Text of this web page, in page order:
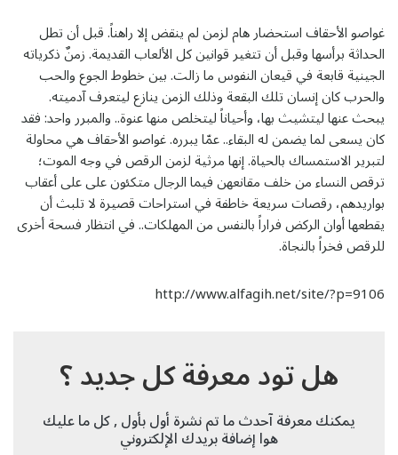
غواصو الأحقاف استحضار هام لزمن لم ينقض إلا راهناً. قبل أن تطل
الحداثة برأسها وقبل أن تتغير قوانين كل الألعاب القديمة. زمنٌ ذكرياته
الجينية قابعة في قيعان النفوس ما زالت. بين خطوط الجوع والحب
والحرب كان إنسان تلك البقعة وذلك الزمن ينازع ليتعرف آدميته.
يبحث عنها ليتشيث بها، وأحياناً ليتخلص منها عنوة.. والمبرر واحد: فقد
كان يسعى لما يضمن له البقاء.. عمّا يبرره. غواصو الأحقاف هي محاولة
لتبرير الاستمساك بالحياة. إنها مرثية لزمن الرقص في وجه الموت؛
ترقص النساء من خلف مقانعهن فيما الرجال متكئون على على أعقاب
بواريدهم، رقصات سريعة خاطفة في استراحات قصيرة لا تلبث أن
يقطعها أوان الركض فراراً بالنفس من المهلكات.. في انتظار فسحة أخرى
للرقص فخراً بالنجاة.
http://www.alfagih.net/site/?p=9106
هل تود معرفة كل جديد ؟
يمكنك معرفة آحدث ما تم نشرة أول بأول , كل ما عليك
هوا إضافة بريدك الإلكتروني